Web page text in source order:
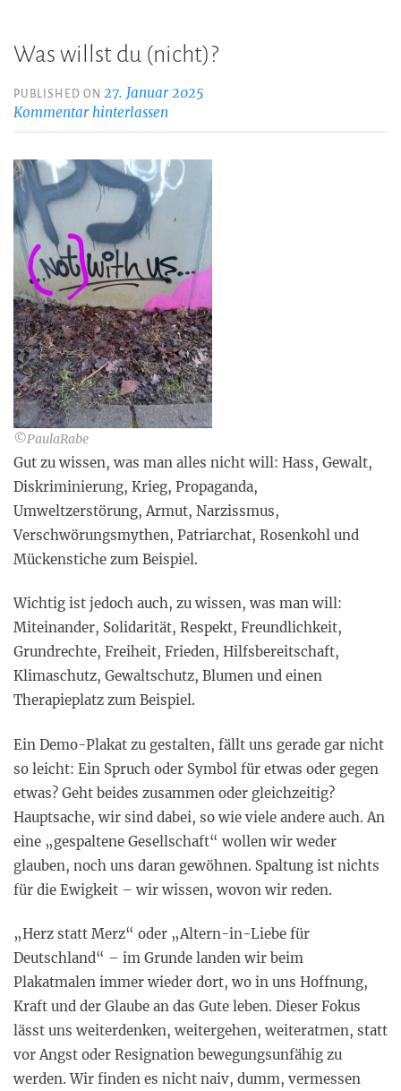
Was willst du (nicht)?
PUBLISHED ON 27. Januar 2025
Kommentar hinterlassen
©PaulaRabe
Gut zu wissen, was man alles nicht will: Hass, Gewalt,
Diskriminierung, Krieg, Propaganda,
Umweltzerstörung, Armut, Narzissmus,
Verschwörungsmythen, Patriarchat, Rosenkohl und
Mückenstiche zum Beispiel.
Wichtig ist jedoch auch, zu wissen, was man will:
Miteinander, Solidarität, Respekt, Freundlichkeit,
Grundrechte, Freiheit, Frieden, Hilfsbereitschaft,
Klimaschutz, Gewaltschutz, Blumen und einen
Therapieplatz zum Beispiel.
Ein Demo-Plakat zu gestalten, fällt uns gerade gar nicht
so leicht: Ein Spruch oder Symbol für etwas oder gegen
etwas? Geht beides zusammen oder gleichzeitig?
Hauptsache, wir sind dabei, so wie viele andere auch. An
eine „gespaltene Gesellschaft“ wollen wir weder
glauben, noch uns daran gewöhnen. Spaltung ist nichts
für die Ewigkeit – wir wissen, wovon wir reden.
„Herz statt Merz“ oder „Altern-in-Liebe für
Deutschland“ – im Grunde landen wir beim
Plakatmalen immer wieder dort, wo in uns Hoffnung,
Kraft und der Glaube an das Gute leben. Dieser Fokus
lässt uns weiterdenken, weitergehen, weiteratmen, statt
vor Angst oder Resignation bewegungsunfähig zu
werden. Wir finden es nicht naiv, dumm, vermessen